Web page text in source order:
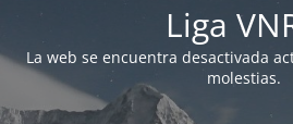
Liga
La web se encuentra desactivada
molestias.